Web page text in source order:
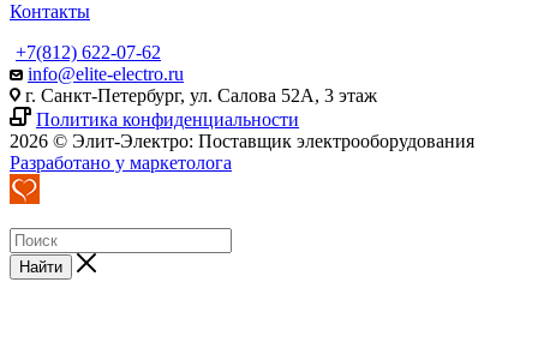
Контакты
+7(812) 622-07-62
info@elite-electro.ru
г. Санкт-Петербург, ул. Салова 52А, 3 этаж
Политика конфиденциальности
2026 © Элит-Электро: Поставщик электрооборудования
Разработано у маркетолога
Найти